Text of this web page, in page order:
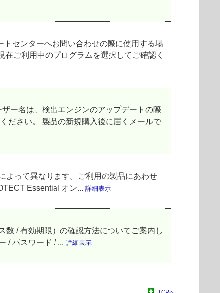
センターへお問い合わせの際に使用する場
ご利用中のプログラムを選択してご確認く
ー名は、検出エンジンのアップデートの際
ださい。 製品の新規購入後に届くメールで
よって異なります。ご利用の製品にあわせ
Essential オン... 詳細表示
数 / 有効期限）の確認方法についてご案内し
/ パスワード / ... 詳細表示